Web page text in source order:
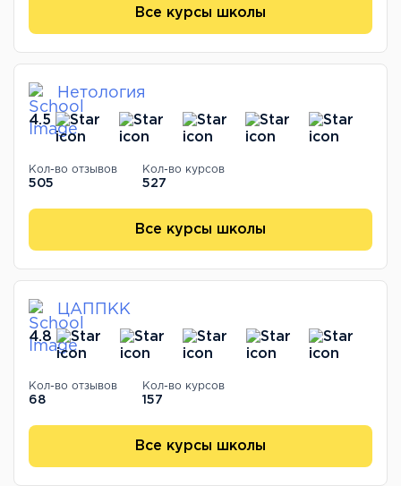
Все курсы школы
Нетология
4.5
Кол-во отзывов
505
Кол-во курсов
527
Все курсы школы
ЦАППКК
4.8
Кол-во отзывов
68
Кол-во курсов
157
Все курсы школы